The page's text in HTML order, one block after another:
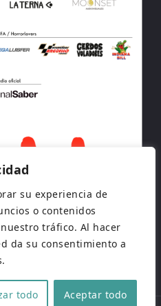
su experiencia de
o contenidos
tráfico. Al hacer
da su consentimiento a
todo Aceptar todo